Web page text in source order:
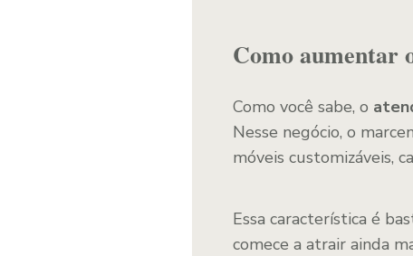
Como aumentar
Como você sabe, o
Nesse negócio, o
móveis customizáveis,
Essa característica é
comece a atrair ainda